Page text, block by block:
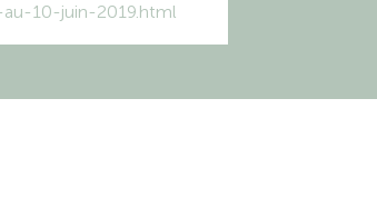
10-juin-2019.html